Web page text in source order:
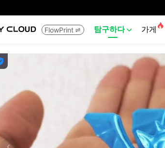
FlowPrint  탐구하다  가게 